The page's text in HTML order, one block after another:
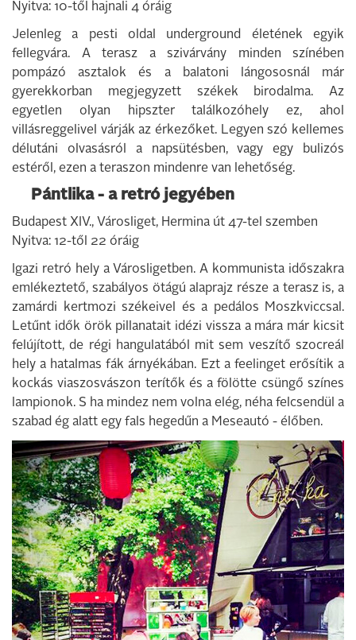
Nyitva: 10-től hajnali 4 óráig
Jelenleg a pesti oldal underground életének egyik
fellegvára. A terasz a szivárvány minden színében
pompázó asztalok és a balatoni lángososnál már
gyerekkorban megjegyzett székek birodalma. Az
egyetlen olyan hipszter találkozóhely ez, ahol
villásreggelivel várják az érkezőket. Legyen szó kellemes
délutáni olvasásról a napsütésben, vagy egy bulizós
estéről, ezen a teraszon mindenre van lehetőség.
Pántlika - a retró jegyében
Budapest XIV., Városliget, Hermina út 47-tel szemben
Nyitva: 12-től 22 óráig
Igazi retró hely a Városligetben. A kommunista időszakra
emlékeztető, szabályos ötágú alaprajz része a terasz is, a
zamárdi kertmozi székeivel és a pedálos Moszkviccsal.
Letűnt idők örök pillanatait idézi vissza a mára már kicsit
felújított, de régi hangulatából mit sem veszítő szocreál
hely a hatalmas fák árnyékában. Ezt a feelinget erősítik a
kockás viaszosvászon terítők és a fölötte csüngő színes
lampionok. S ha mindez nem volna elég, néha felcsendül a
szabad ég alatt egy fals hegedűn a Meseautó - élőben.